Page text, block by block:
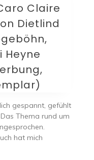
Claire
Dietlind
Heyne
gespannt, gefühlt
Thema rund um
hat mich